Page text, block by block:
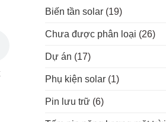
Biến tần solar (19)
Chưa được phân loại (26)
Dự án (17)
Phụ kiện solar (1)
Pin lưu trữ (6)